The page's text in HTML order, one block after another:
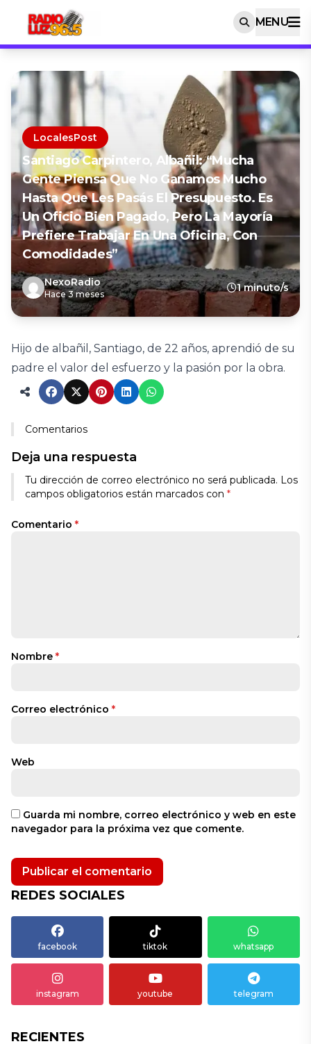
MENU
LocalesPost
Santiago Carpintero, Albañil: “Mucha
Gente Piensa Que No Ganamos Mucho
Hasta Que Les Pasás El Presupuesto. Es
Un Oficio Bien Pagado, Pero La Mayoría
Prefiere Trabajar En Una Oficina, Con
Comodidades”
NexoRadio
Hace 3 meses
1 minuto/s
Hijo de albañil, Santiago, de 22 años, aprendió de su
padre el valor del esfuerzo y la pasión por la obra.
Comentarios
Deja una respuesta
Tu dirección de correo electrónico no será publicada. Los
campos obligatorios están marcados con *
Comentario *
Nombre *
Correo electrónico *
Web
Guarda mi nombre, correo electrónico y web en este
navegador para la próxima vez que comente.
REDES SOCIALES
facebook tiktok whatsapp
instagram youtube telegram
RECIENTES